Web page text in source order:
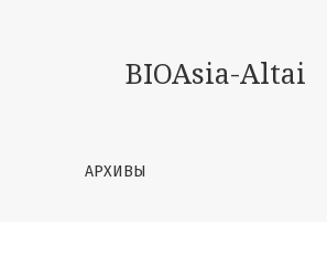
КРАХМАЛА НА ИХ
BIOAsia-Altai
АРХИВЫ